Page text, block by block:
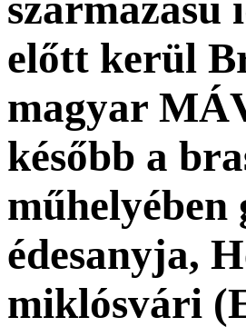
előtt kerül
magyar
később a
műhelyében
édesanyja,
miklósvári